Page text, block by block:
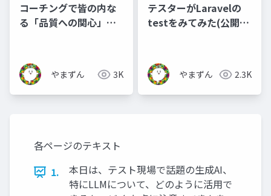
コーチングで皆の内な
る「品質への関心」を
やまずん 3K
テスターがLaravelの
testをみてみた(公開
やまずん 2.3K
各ページのテキスト
1.
本日は、テスト現場で話題の生成AI、
特にLLMについて、どのように活用で